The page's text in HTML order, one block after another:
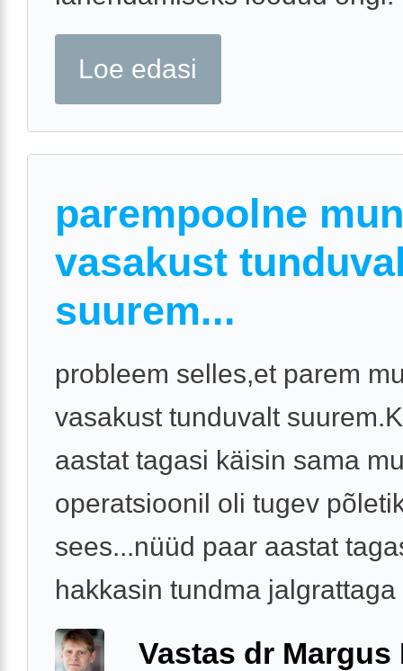
Loe edasi
parempoolne
vasakust
suurem...
probleem selles,et parem
vasakust tunduvalt
aastat tagasi käisin sama
operatsioonil oli tugev
sees...nüüd paar aastat
hakkasin tundma jalgrattaga
Vastas dr Margus